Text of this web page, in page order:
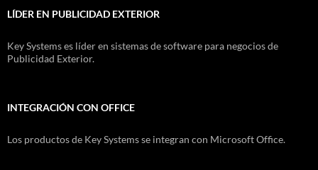
LÍDER EN PUBLICIDAD EXTERIOR
Key Systems es líder en sistemas de software para negocios de
Publicidad Exterior.
INTEGRACIÓN CON OFFICE
Los productos de Key Systems se integran con Microsoft Office.